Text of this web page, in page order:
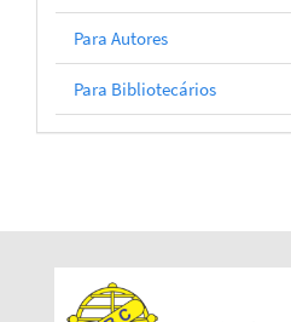
Para Autores
Para Bibliotecários